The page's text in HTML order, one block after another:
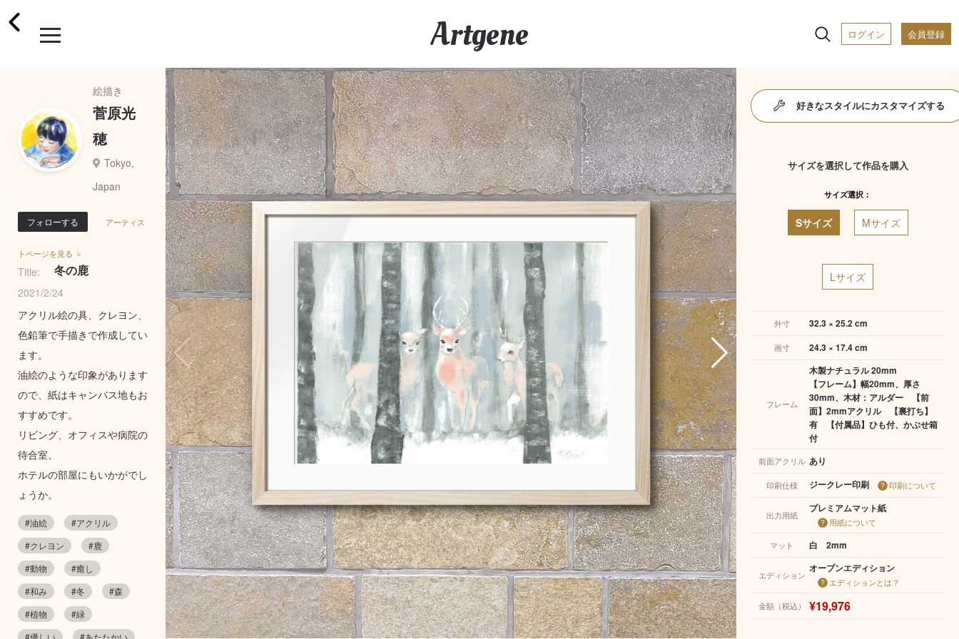
Artgene ログイン 会員登録
絵描き
菅原光
穂
Tokyo,
Japan
フォローする アーティス
トページを見る ＞
Title: 冬の鹿
2021/2/24
アクリル絵の具、クレヨン、
色鉛筆で手描きで作成してい
ます。
油絵のような印象があります
ので、紙はキャンバス地もお
すすめです。
リビング、オフィスや病院の
待合室、
ホテルの部屋にもいかがでし
ょうか。
#油絵
#アクリル
#クレヨン
#鹿
#動物
#癒し
#和み
#冬
#森
#植物
#緑
#優しい
#あたたかい
好きなスタイルにカスタマイズする
サイズを選択して作品を購入
サイズ選択：
Sサイズ Mサイズ
Lサイズ
外寸 32.3 × 25.2 cm
画寸 24.3 × 17.4 cm
フレーム
木製ナチュラル 20mm
【フレーム】幅20mm、厚さ
30mm、木材：アルダー 【前
面】2mmアクリル 【裏打ち】
有 【付属品】ひも付、かぶせ箱
付
前面アクリル あり
印刷仕様 ジークレー印刷 印刷について
出力用紙
プレミアムマット紙
用紙について
マット
白 2mm
エディション
オープンエディション
エディションとは？
金額（税込） ¥19,976